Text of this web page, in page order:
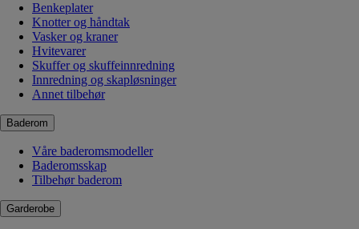
Benkeplater
Knotter og håndtak
Vasker og kraner
Hvitevarer
Skuffer og skuffeinnredning
Innredning og skapløsninger
Annet tilbehør
Baderom
Våre baderomsmodeller
Baderomsskap
Tilbehør baderom
Garderobe